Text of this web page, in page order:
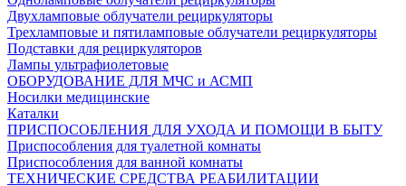
Двухламповые облучатели рециркуляторы
Трехламповые и пятиламповые облучатели рециркуляторы
Подставки для рециркуляторов
Лампы ультрафиолетовые
ОБОРУДОВАНИЕ ДЛЯ МЧС и АСМП
Носилки медицинские
Каталки
ПРИСПОСОБЛЕНИЯ ДЛЯ УХОДА И ПОМОЩИ В БЫТУ
Приспособления для туалетной комнаты
Приспособления для ванной комнаты
ТЕХНИЧЕСКИЕ СРЕДСТВА РЕАБИЛИТАЦИИ